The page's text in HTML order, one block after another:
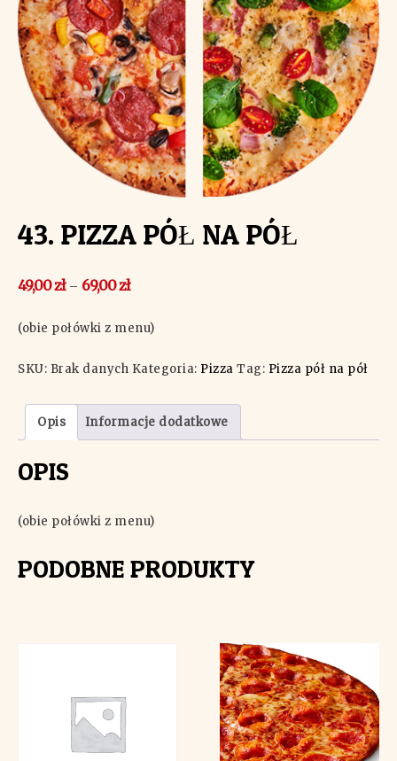
43. PIZZA PÓŁ NA PÓŁ
49,00zł– 69,00zł
(obie połówki z menu)
SKU: Brak danych Kategoria: Pizza Tag: Pizza pół na pół
Opis Informacje dodatkowe
OPIS
(obie połówki z menu)
PODOBNE PRODUKTY